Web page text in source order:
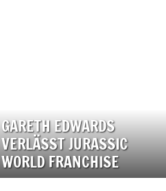
GARETH EDWARDS
VERLÄSST JURASSIC
WORLD FRANCHISE